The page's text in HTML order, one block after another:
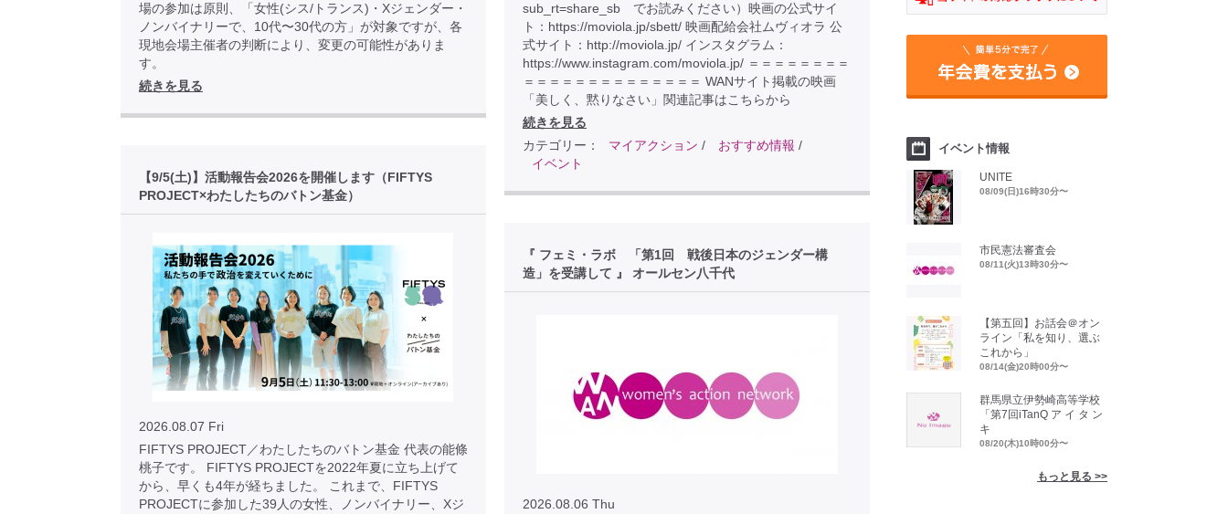
場の参加は原則、「女性(シス/トランス)・Xジェンダー・
ノンバイナリーで、10代〜30代の方」が対象ですが、各
現地会場主催者の判断により、変更の可能性がありま
す。
続きを見る
sub_rt=share_sb でお読みください）映画の公式サイ
ト：https://moviola.jp/sbett/ 映画配給会社ムヴィオラ 公
式サイト：http://moviola.jp/ インスタグラム：
https://www.instagram.com/moviola.jp/ ＝＝＝＝＝＝＝＝
＝＝＝＝＝＝＝＝＝＝＝＝＝＝ WANサイト掲載の映画
「美しく、黙りなさい」関連記事はこちらから
続きを見る
カテゴリー：
マイアクション / おすすめ情報 /
イベント
【9/5(土)】活動報告会2026を開催します（FIFTYS
PROJECT×わたしたちのバトン基金）
2026.08.07 Fri
FIFTYS PROJECT／わたしたちのバトン基金 代表の能條
桃子です。 FIFTYS PROJECTを2022年夏に立ち上げて
から、早くも4年が経ちました。 これまで、FIFTYS
PROJECTに参加した39人の女性、ノンバイナリー、Xジ
『 フェミ・ラボ 「第1回 戦後日本のジェンダー構
造」を受講して 』 オールセン八千代
2026.08.06 Thu
イベント情報
UNITE
08/09(日)16時30分〜
市民憲法審査会
08/11(火)13時30分〜
【第五回】お話会＠オン
ライン「私を知り、選ぶ
これから」
08/14(金)20時00分〜
群馬県立伊勢崎高等学校
「第7回iTanQ ア イ タ ン
キ
08/20(木)10時00分〜
もっと見る >>